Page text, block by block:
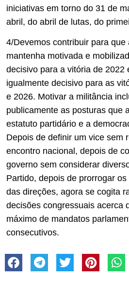
iniciativas em torno do 31 de
abril, do abril de lutas, do
4/Devemos contribuir para que
mantenha motivada e
decisivo para a vitória de 2022
igualmente decisivo para as
e 2026. Motivar a militância
publicamente as posturas que
estatuto partidário e a
Depois de definir um vice sem
encontro nacional, depois de
governo sem considerar
Partido, depois de prorrogar
das direções, agora se cogita
decisões congressuais acerca
máximo de mandatos
consecutivos.